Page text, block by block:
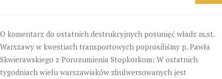
O komentarz do ostatnich destrukcyjnych posunięć władz m.st.
Warszawy w kwestiach transportowych poprosiliśmy p. Pawła
Skwierawskiego z Porozumienia Stopkorkom: W ostatnich
tygodniach wielu warszawiaków zbulwersowanych jest